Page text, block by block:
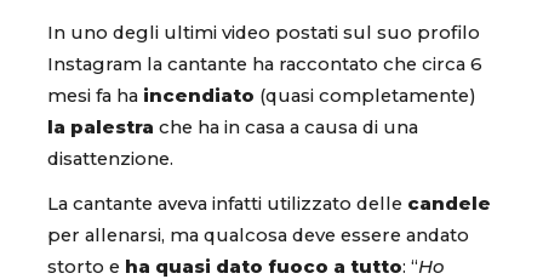
In uno degli ultimi video postati sul suo profilo
Instagram la cantante ha raccontato che circa 6
mesi fa ha incendiato (quasi completamente)
la palestra che ha in casa a causa di una
disattenzione.
La cantante aveva infatti utilizzato delle candele
per allenarsi, ma qualcosa deve essere andato
storto e ha quasi dato fuoco a tutto: “Ho